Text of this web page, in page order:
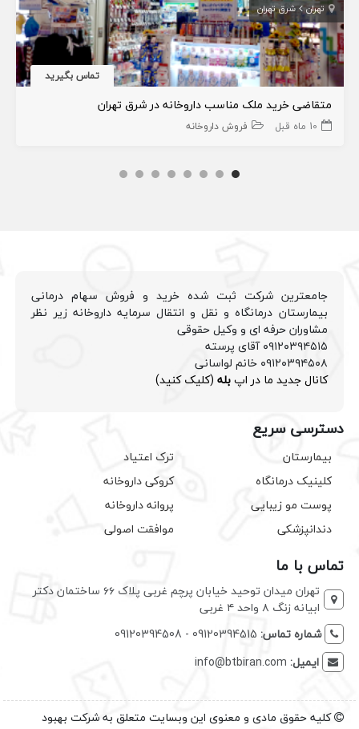
تهران شرق تهران
تماس بگیرید
متقاضی خرید ملک مناسب داروخانه در شرق تهران
10 ماه قبل فروش داروخانه
جامعترین شرکت ثبت شده خرید و فروش سهام درمانی
بیمارستان درمانگاه و نقل و انتقال سرمایه داروخانه زیر نظر
مشاوران حرفه ای و وکیل حقوقی
۰۹۱۲۰۳۹۴۵۱۵ آقای پرسته
۰۹۱۲۰۳۹۴۵۰۸ خانم لواسانی
کانال جدید ما در اپبله (کلیک کنید)
دسترسی سریع
بیمارستان
کلینیک درمانگاه
پوست مو زیبایی
دندانپزشکی
ترک اعتیاد
کروکی داروخانه
پروانه داروخانه
موافقت اصولی
تماس با ما
تهران میدان توحید خیابان پرچم غربی پلاک ۶۶ ساختمان دکتر
ابیانه زنگ ۸ واحد ۴ غربی
شماره تماس: 09120394515 - 09120394508
ایمیل: info@btbiran.com
کلیه حقوق مادی و معنوی این وبسایت متعلق به شرکت بهبود